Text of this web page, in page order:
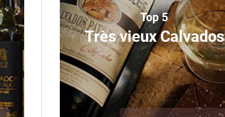
Top 5
Très vieux Calvados